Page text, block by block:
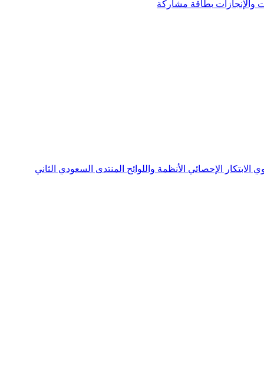
والإنجازات بطاقة مشاركة
الابتكار الإحصائي الأنظمة واللوائح المنتدى السعودي الثاني